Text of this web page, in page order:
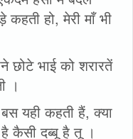
हो, मेरी माँ भी
छोटे भाई को शरारतें
।
यही कहती हैं, क्या
कैसी दब्बू है तू ।